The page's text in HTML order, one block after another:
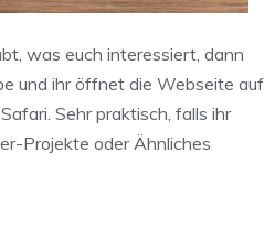
was euch interessiert, dann
und ihr öffnet die Webseite auf
Sehr praktisch, falls ihr
Projekte oder Ähnliches